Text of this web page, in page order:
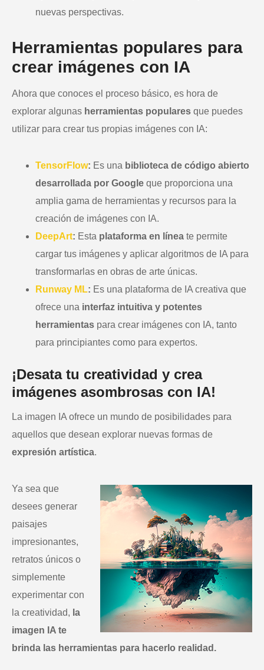
nuevas perspectivas.
Herramientas populares para
crear imágenes con IA
Ahora que conoces el proceso básico, es hora de
explorar algunas herramientas populares que puedes
utilizar para crear tus propias imágenes con IA:
TensorFlow: Es una biblioteca de código abierto
desarrollada por Google que proporciona una
amplia gama de herramientas y recursos para la
creación de imágenes con IA.
DeepArt: Esta plataforma en línea te permite
cargar tus imágenes y aplicar algoritmos de IA para
transformarlas en obras de arte únicas.
Runway ML: Es una plataforma de IA creativa que
ofrece una interfaz intuitiva y potentes
herramientas para crear imágenes con IA, tanto
para principiantes como para expertos.
¡Desata tu creatividad y crea
imágenes asombrosas con IA!
La imagen IA ofrece un mundo de posibilidades para
aquellos que desean explorar nuevas formas de
expresión artística.
Ya sea que
desees generar
paisajes
impresionantes,
retratos únicos o
simplemente
experimentar con
la creatividad, la
imagen IA te
brinda las herramientas para hacerlo realidad.